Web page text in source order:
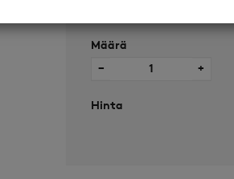
Määrä
− +
Hinta